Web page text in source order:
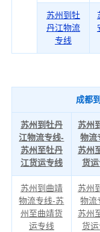
苏州到牡
丹江物流
专线
成都
苏州到牡丹
江物流专线-
苏州至牡丹
江货运专线
苏州
物流
苏州
货
苏州到曲靖
物流专线-苏
州至曲靖货
运专线
苏州
物流
苏州
货